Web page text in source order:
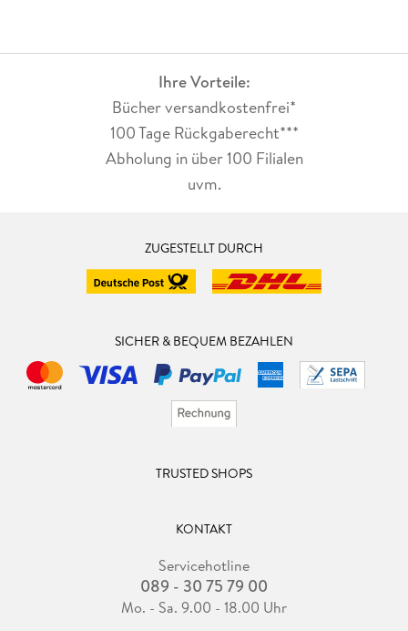
Ihre Vorteile:
Bücher versandkostenfrei*
100 Tage Rückgaberecht***
Abholung in über 100 Filialen
uvm.
ZUGESTELLT DURCH
SICHER & BEQUEM BEZAHLEN
TRUSTED SHOPS
KONTAKT
Servicehotline
089 - 30 75 79 00
Mo. - Sa. 9.00 - 18.00 Uhr